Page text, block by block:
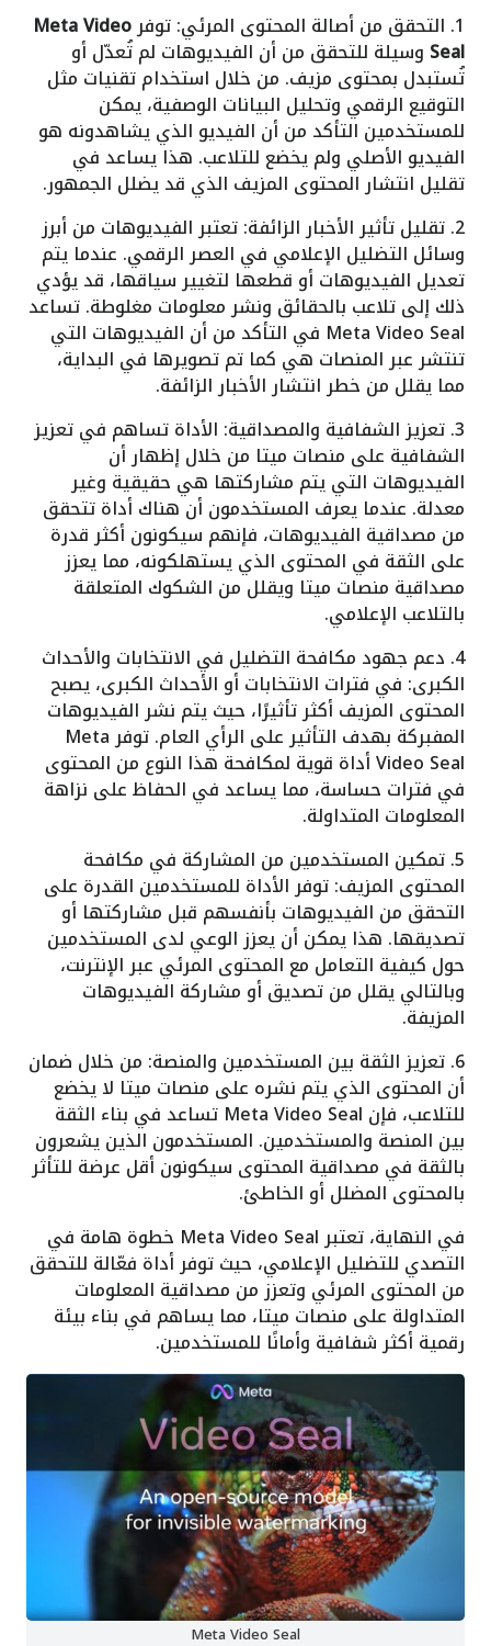
1. التحقق من أصالة المحتوى المرئي: توفر
Meta Video
Seal وسيلة للتحقق من أن الفيديوهات لم تُعدّل أو
تُستبدل بمحتوى مزيف. من خلال استخدام تقنيات مثل
التوقيع الرقمي وتحليل البيانات الوصفية، يمكن
للمستخدمين التأكد من أن الفيديو الذي يشاهدونه هو
الفيديو الأصلي ولم يخضع للتلاعب. هذا يساعد في
تقليل انتشار المحتوى المزيف الذي قد يضلل الجمهور.
2. تقليل تأثير الأخبار الزائفة: تعتبر الفيديوهات من أبرز
وسائل التضليل الإعلامي في العصر الرقمي. عندما يتم
تعديل الفيديوهات أو قطعها لتغيير سياقها، قد يؤدي
ذلك إلى تلاعب بالحقائق ونشر معلومات مغلوطة. تساعد
Meta Video Seal في التأكد من أن الفيديوهات التي
تنتشر عبر المنصات هي كما تم تصويرها في البداية،
مما يقلل من خطر انتشار الأخبار الزائفة.
3. تعزيز الشفافية والمصداقية: الأداة تساهم في تعزيز
الشفافية على منصات ميتا من خلال إظهار أن
الفيديوهات التي يتم مشاركتها هي حقيقية وغير
معدلة. عندما يعرف المستخدمون أن هناك أداة تتحقق
من مصداقية الفيديوهات، فإنهم سيكونون أكثر قدرة
على الثقة في المحتوى الذي يستهلكونه، مما يعزز
مصداقية منصات ميتا ويقلل من الشكوك المتعلقة
بالتلاعب الإعلامي.
4. دعم جهود مكافحة التضليل في الانتخابات والأحداث
الكبرى: في فترات الانتخابات أو الأحداث الكبرى، يصبح
المحتوى المزيف أكثر تأثيرًا، حيث يتم نشر الفيديوهات
المفبركة بهدف التأثير على الرأي العام. توفر Meta
Video Seal أداة قوية لمكافحة هذا النوع من المحتوى
في فترات حساسة، مما يساعد في الحفاظ على نزاهة
المعلومات المتداولة.
5. تمكين المستخدمين من المشاركة في مكافحة
المحتوى المزيف: توفر الأداة للمستخدمين القدرة على
التحقق من الفيديوهات بأنفسهم قبل مشاركتها أو
تصديقها. هذا يمكن أن يعزز الوعي لدى المستخدمين
حول كيفية التعامل مع المحتوى المرئي عبر الإنترنت،
وبالتالي يقلل من تصديق أو مشاركة الفيديوهات
المزيفة.
6. تعزيز الثقة بين المستخدمين والمنصة: من خلال ضمان
أن المحتوى الذي يتم نشره على منصات ميتا لا يخضع
للتلاعب، فإن Meta Video Seal تساعد في بناء الثقة
بين المنصة والمستخدمين. المستخدمون الذين يشعرون
بالثقة في مصداقية المحتوى سيكونون أقل عرضة للتأثر
بالمحتوى المضلل أو الخاطئ.
في النهاية، تعتبر Meta Video Seal خطوة هامة في
التصدي للتضليل الإعلامي، حيث توفر أداة فعّالة للتحقق
من المحتوى المرئي وتعزز من مصداقية المعلومات
المتداولة على منصات ميتا، مما يساهم في بناء بيئة
رقمية أكثر شفافية وأمانًا للمستخدمين.
Meta Video Seal